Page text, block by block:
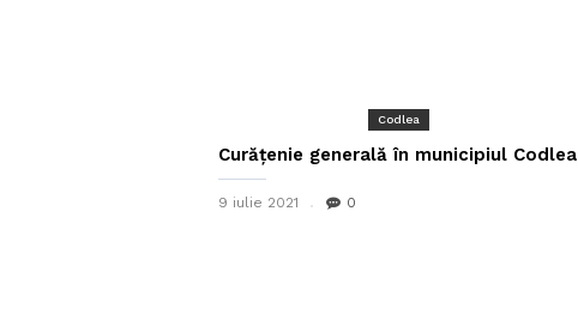
Codlea
Curățenie generală în municipiul Codlea
9 iulie 2021 0